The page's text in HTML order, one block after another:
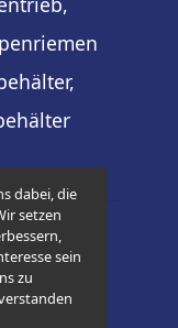
dabei, die
setzen
sein
zu